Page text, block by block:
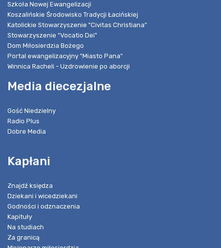
Szkoła Nowej Ewangelizacji
Koszalińskie Środowisko Tradycji Łacińskiej
Katolickie Stowarzyszenie "Civitas Christiana"
Stowarzyszenie "Vocatio Dei"
Dom Miłosierdzia Bożego
Portal ewangelizacyjny "Miasto Pana"
Winnica Racheli - Uzdrowienie po aborcji
Media diecezjalne
Gość Niedzielny
Radio Plus
Dobre Media
Kapłani
Znajdź księdza
Dziekani i wicedziekani
Godności i odznaczenia
Kapituły
Na studiach
Za granicą